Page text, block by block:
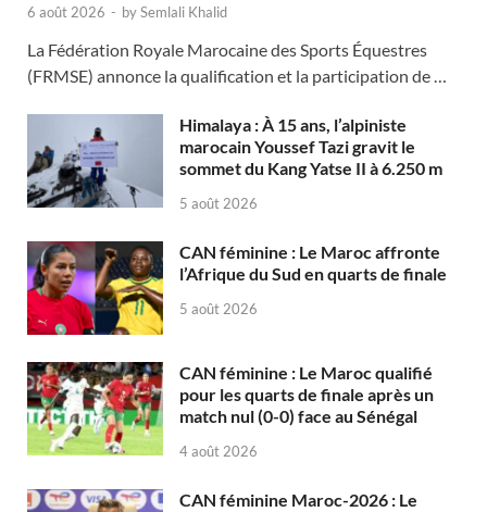
6 août 2026 - bySemlali Khalid
La Fédération Royale Marocaine des Sports Équestres
(FRMSE) annonce la qualification et la participation de …
Himalaya : À 15 ans, l’alpiniste
marocain Youssef Tazi gravit le
sommet du Kang Yatse II à 6.250 m
5 août 2026
CAN féminine : Le Maroc affronte
l’Afrique du Sud en quarts de finale
5 août 2026
CAN féminine : Le Maroc qualifié
pour les quarts de finale après un
match nul (0-0) face au Sénégal
4 août 2026
CAN féminine Maroc-2026 : Le